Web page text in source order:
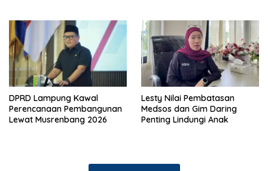
DPRD Lampung Kawal
Perencanaan Pembangunan
Lewat Musrenbang 2026
Lesty Nilai Pembatasan
Medsos dan Gim Daring
Penting Lindungi Anak